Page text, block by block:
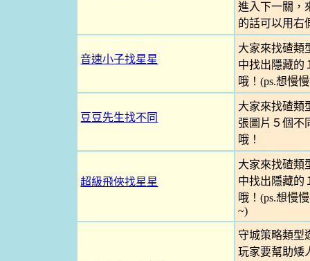
進入下一關，
的話可以用右
音速小子找星星
大家來找碴類
中找出隱藏的
哦！(ps.想慢
豆豆先生找不同
大家來找碴類
張圖片５個不
哦！
超級飛俠找星星
大家來找碴類
中找出隱藏的
哦！(ps.想慢
~)
守城策略類型
玩家要幫助矮